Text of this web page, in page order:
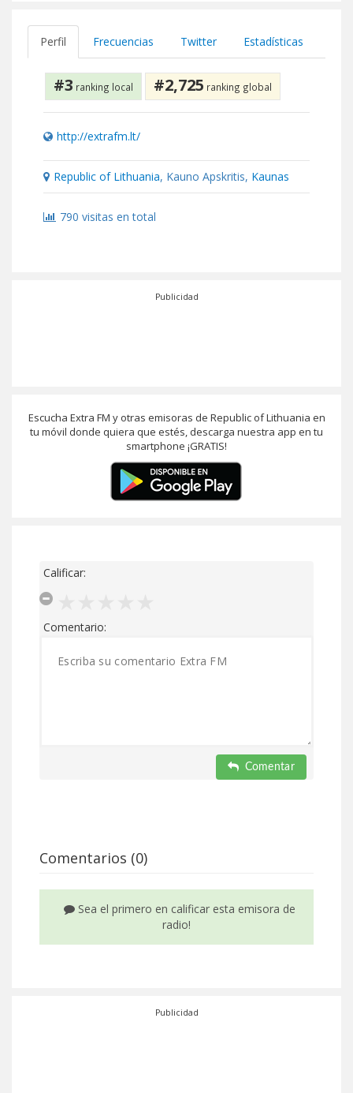
Perfil Frecuencias Twitter Estadísticas
#3 ranking local #2,725 ranking global
http://extrafm.lt/
Republic of Lithuania, Kauno Apskritis, Kaunas
790 visitas en total
Publicidad
Escucha Extra FM y otras emisoras de Republic of Lithuania en
tu móvil donde quiera que estés, descarga nuestra app en tu
smartphone ¡GRATIS!
Calificar:
Comentario:
Comentar
Comentarios (0)
Sea el primero en calificar esta emisora de
radio!
Publicidad